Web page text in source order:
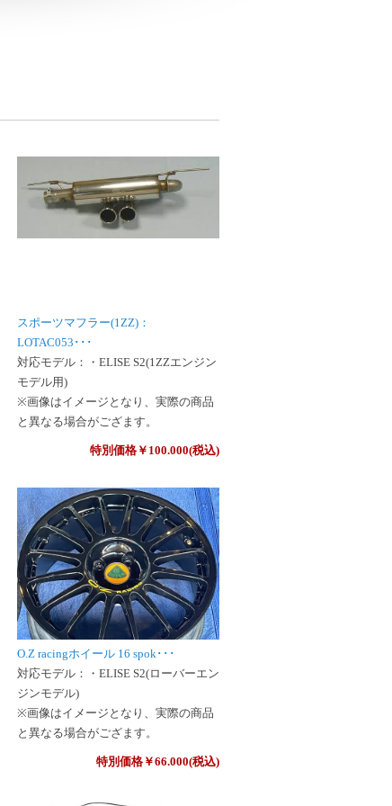
スポーツマフラー(1ZZ)：
LOTAC053･･･
対応モデル：・ELISE S2(1ZZエンジン
モデル用)
※画像はイメージとなり、実際の商品
と異なる場合がござます。
特別価格￥100.000(税込)
O.Z racingホイール 16 spok･･･
対応モデル：・ELISE S2(ローバーエン
ジンモデル)
※画像はイメージとなり、実際の商品
と異なる場合がござます。
特別価格￥66.000(税込)